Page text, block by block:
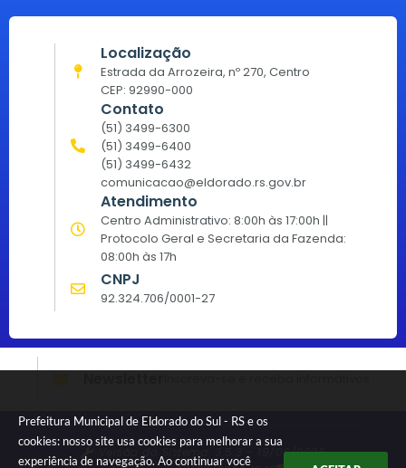
Prefeitura Municipal de Eldorado do Sul - RS e os
cookies: nosso site usa cookies para melhorar a sua
experiência de navegação. Ao continuar você
Localização
Estrada da Arrozeira, nº 270, Centro
CEP: 92990-000
Contato
(51) 3499-6300
(51) 3499-6400
(51) 3499-6432
comunicacao@eldorado.rs.gov.br
Atendimento
Centro Administrativo: 8:00h às 17:00h ||
Protocolo Geral e Secretaria da Fazenda:
08:00h às 17h
CNPJ
92.324.706/0001-27
Versão do Sistema:
3.5.3 - 19/06/2026